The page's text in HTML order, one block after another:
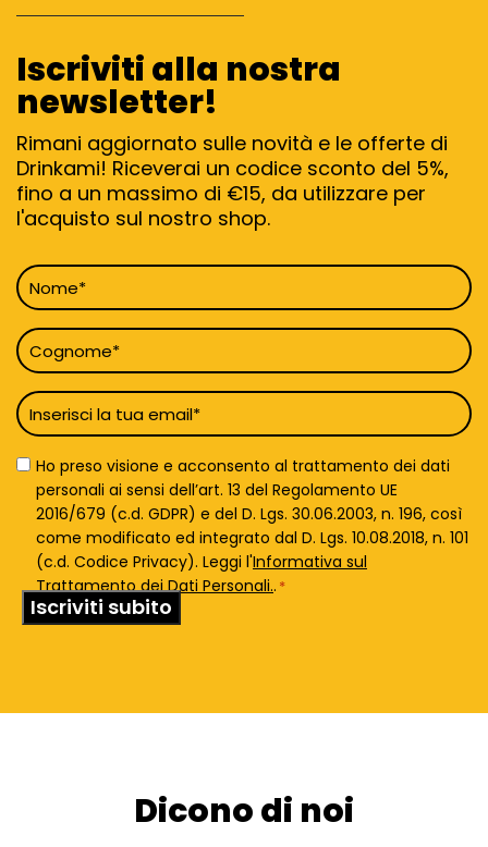
Iscriviti alla nostra
newsletter!
Rimani aggiornato sulle novità e le offerte di
Drinkami! Riceverai un codice sconto del 5%,
fino a un massimo di €15, da utilizzare per
l'acquisto sul nostro shop.
Nome
*
Cognome
*
Email
*
Privacy
Policy
Ho preso visione e acconsento al trattamento dei dati
personali ai sensi dell’art. 13 del Regolamento UE
2016/679 (c.d. GDPR) e del D. Lgs. 30.06.2003, n. 196, così
come modificato ed integrato dal D. Lgs. 10.08.2018, n. 101
(c.d. Codice Privacy). Leggi l'Informativa sul
Trattamento dei Dati Personali.. *
Dicono di noi